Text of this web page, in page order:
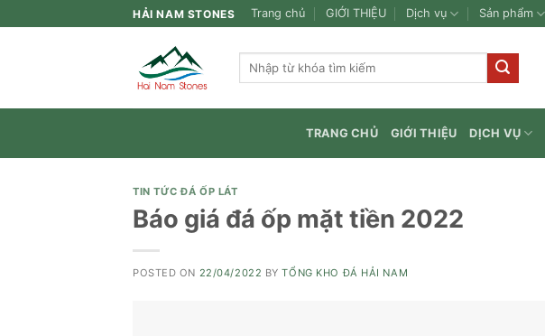
to
HẢI NAM STONES Trang chủ GIỚI THIỆU Dịch vụ Sản phẩm
Tìm
TRANG CHỦ GIỚI THIỆU DỊCH VỤ
TIN TỨC ĐÁ ỐP LÁT
Báo giá đá ốp mặt tiền 2022
POSTED ON 22/04/2022 BYTỔNG KHO ĐÁ HẢI NAM